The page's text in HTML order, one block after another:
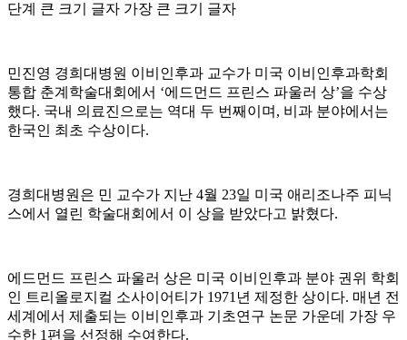
단계 큰 크기 글자 가장 큰 크기 글자
민진영 경희대병원 이비인후과 교수가 미국 이비인후과학회
통합 춘계학술대회에서 ‘에드먼드 프린스 파울러 상’을 수상
했다. 국내 의료진으로는 역대 두 번째이며, 비과 분야에서는
한국인 최초 수상이다.
경희대병원은 민 교수가 지난 4월 23일 미국 애리조나주 피닉
스에서 열린 학술대회에서 이 상을 받았다고 밝혔다.
에드먼드 프린스 파울러 상은 미국 이비인후과 분야 권위 학회
인 트리올로지컬 소사이어티가 1971년 제정한 상이다. 매년 전
세계에서 제출되는 이비인후과 기초연구 논문 가운데 가장 우
수한 1편을 선정해 수여한다.